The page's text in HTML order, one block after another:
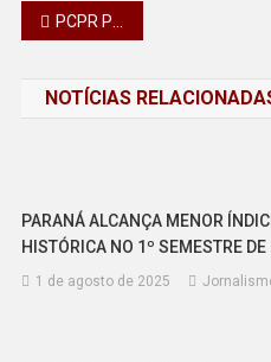
Navegação
Post
PCPR PRENDE NOVE INTEGRANTES DE UM GRUPO ESPECIALIZADO EM ROUBOS DE CARGAS
NOTÍCIAS
PARANÁ ALCANÇA MENOR
HISTÓRICA NO 1º SEMESTRE
1 de agosto de 2025